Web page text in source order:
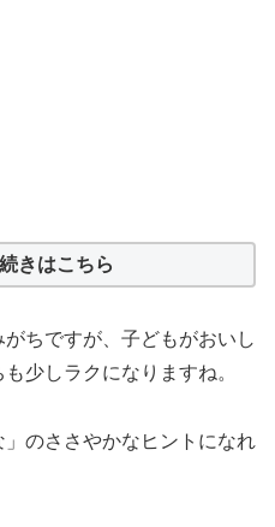
きはこちら
ちですが、子どもがおいし
少しラクになりますね。
のささやかなヒントになれ